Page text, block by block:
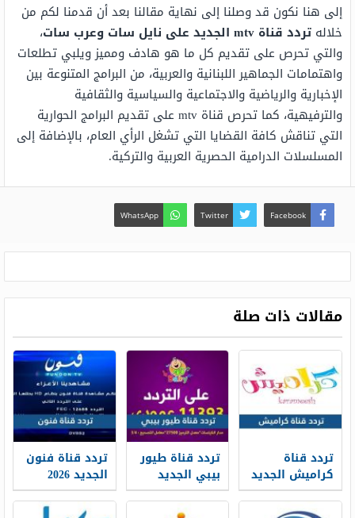
إلى هنا نكون قد وصلنا إلى نهاية مقالنا بعد أن قدمنا لكم من
خلاله تردد قناة mtv الجديد على نايل سات وعرب سات
،
والتي تحرص على تقديم كل ما هو هادف ومميز ويلبي تطلعات
واهتمامات الجماهير اللبنانية والعربية، من البرامج المتنوعة بين
الإخبارية والرياضية والاجتماعية والسياسية والثقافية
والترفيهية، كما تحرص قناة mtv على تقديم البرامج الحوارية
التي تناقش كافة القضايا التي تشغل الرأي العام، بالإضافة إلى
المسلسلات الدرامية الحصرية العربية والتركية.
Facebook
Twitter
WhatsApp
مقالات ذات صلة
تردد قناة
كراميش الجديد
2026 Karameesh
TV على نايل
تردد قناة طيور
بيبي الجديد
2026 Toyor Baby
على النايل سات
تردد قناة فنون
الجديد 2026
Funoon TV hd
على نايل سات